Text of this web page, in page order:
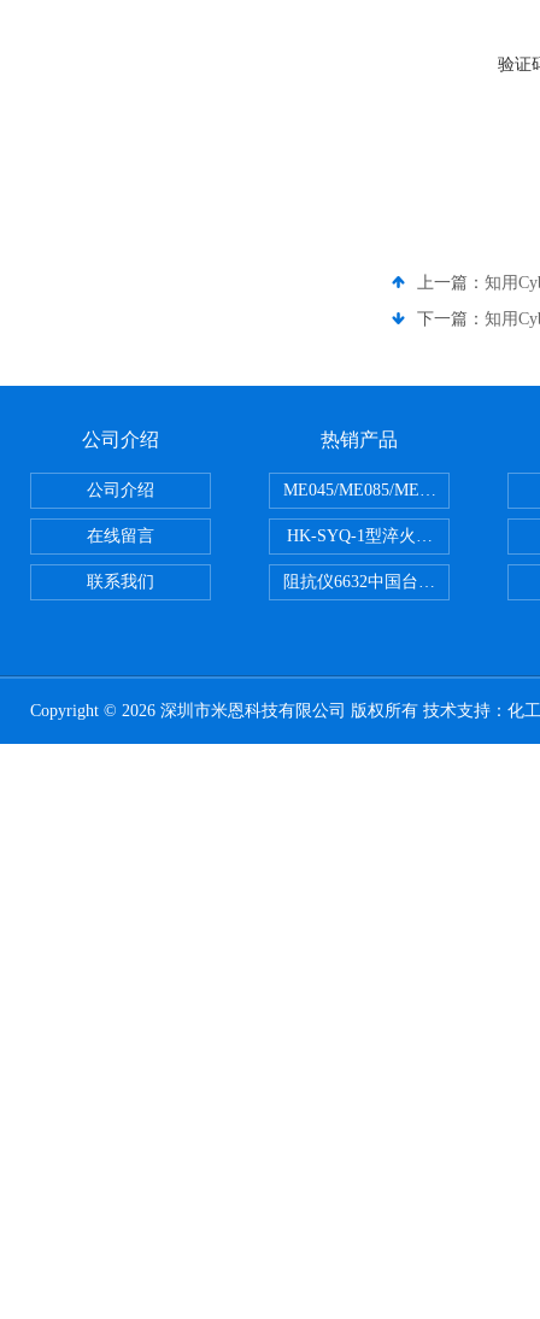
验证
上一篇： 知用
下一篇： 知用
公司介绍
公司介绍
在线留言
联系我们
热销产品
ME045/ME085/ME150ME系列
HK-SYQ-1型淬火介质冷却性能测
阻抗仪6632中国台湾益和
Copyright © 2026 深圳市米恩科技有限公司 版权所有 技术支持： 化